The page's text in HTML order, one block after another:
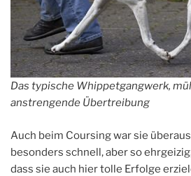
Das typische Whippetgangwerk,
anstrengende Übertreibung
Auch beim Coursing war sie
besonders schnell, aber so
dass sie auch hier tolle Erfolge